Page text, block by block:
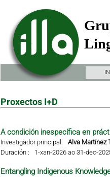
Proxectos I+D
A condición inespecífica en
Investigador principal:
Alva Martínez
Duración :
1-xan-2026 ao 31-dec-
Entangling Indigenous